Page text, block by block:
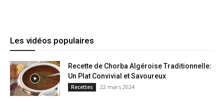
Les vidéos populaires
Recette de Chorba Algéroise Traditionnelle:
Un Plat Convivial et Savoureux
Recettes 22 mars 2024